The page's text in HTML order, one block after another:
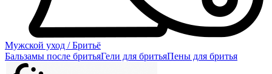
Мужской уход / Бритьё
Бальзамы после бритьяГели для бритьяПены для бритья